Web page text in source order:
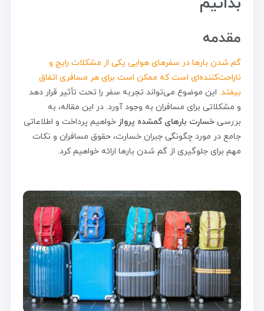
مقدمه
گم شدن بارها در سفرهای هوایی یکی از مشکلات رایج و
ناراحت‌کننده‌ای است که ممکن است برای هر مسافری اتفاق
بیفتد. این موضوع می‌تواند تجربه سفر را تحت تأثیر قرار دهد
و مشکلاتی برای مسافران به وجود آورد. در این مقاله، به
بررسی خسارت بارهای گمشده پرواز خواهیم پرداخت و اطلاعاتی
جامع در مورد چگونگی جبران خسارت، حقوق مسافران و نکات
مهم برای جلوگیری از گم شدن بارها ارائه خواهیم کرد.